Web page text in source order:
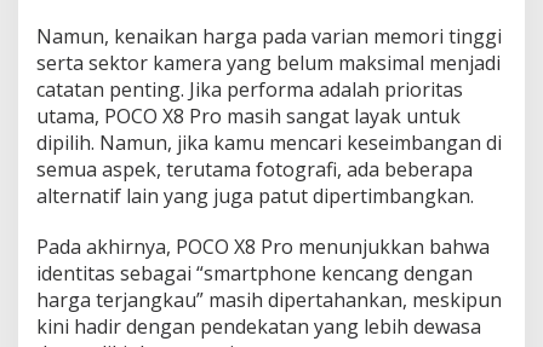
Namun, kenaikan harga pada varian memori tinggi
serta sektor kamera yang belum maksimal menjadi
catatan penting. Jika performa adalah prioritas
utama, POCO X8 Pro masih sangat layak untuk
dipilih. Namun, jika kamu mencari keseimbangan di
semua aspek, terutama fotografi, ada beberapa
alternatif lain yang juga patut dipertimbangkan.
Pada akhirnya, POCO X8 Pro menunjukkan bahwa
identitas sebagai “smartphone kencang dengan
harga terjangkau” masih dipertahankan, meskipun
kini hadir dengan pendekatan yang lebih dewasa